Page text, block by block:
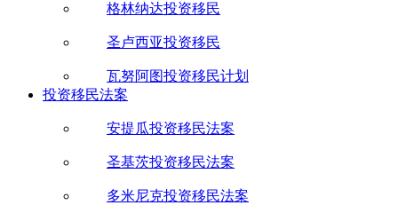
格林纳达投资移民
圣卢西亚投资移民
瓦努阿图投资移民计划
投资移民法案
安提瓜投资移民法案
圣基茨投资移民法案
多米尼克投资移民法案